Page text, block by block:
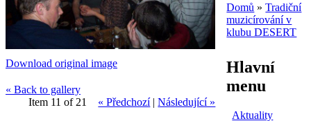
Download original image
« Back to gallery
Item 11 of 21
« Předchozí|Následující »
Jste zde
Domů »Tradiční
muzicírování v
klubu DESERT
Hlavní
menu
Aktuality